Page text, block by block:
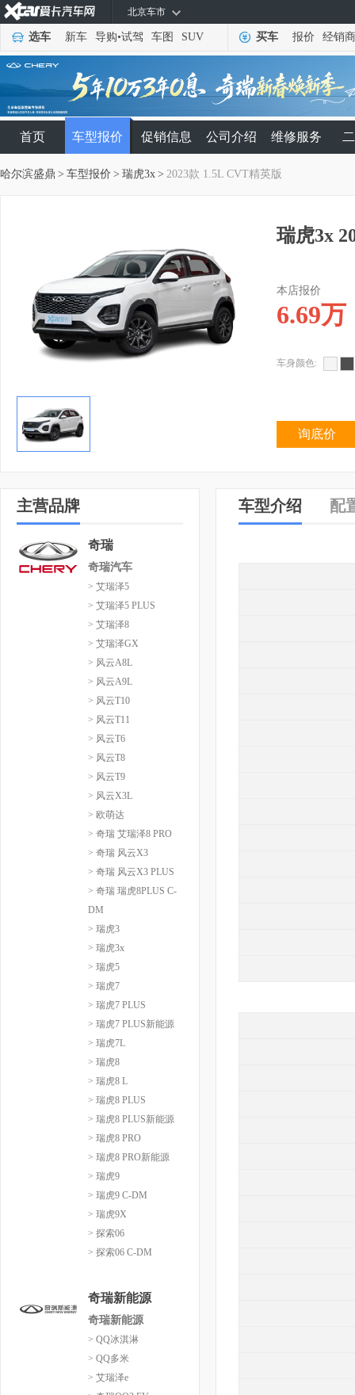
北京车市
选车 新车 导购•试驾 车图 SUV 买车 报价 经销商
首页 车型报价 促销信息 公司介绍 维修服务
哈尔滨盛鼎 > 车型报价 > 瑞虎3x > 2023款 1.5L CVT精英版
瑞虎3x
本店报价
6.69万
车身颜色:
询底价
主营品牌
奇瑞
奇瑞汽车
> 艾瑞泽5
> 艾瑞泽5 PLUS
> 艾瑞泽8
> 艾瑞泽GX
> 风云A8L
> 风云A9L
> 风云T10
> 风云T11
> 风云T6
> 风云T8
> 风云T9
> 风云X3L
> 欧萌达
> 奇瑞 艾瑞泽8 PRO
> 奇瑞 风云X3
> 奇瑞 风云X3 PLUS
> 奇瑞 瑞虎8PLUS C-
DM
> 瑞虎3
> 瑞虎3x
> 瑞虎5
> 瑞虎7
> 瑞虎7 PLUS
> 瑞虎7 PLUS新能源
> 瑞虎7L
> 瑞虎8
> 瑞虎8 L
> 瑞虎8 PLUS
> 瑞虎8 PLUS新能源
> 瑞虎8 PRO
> 瑞虎8 PRO新能源
> 瑞虎9
> 瑞虎9 C-DM
> 瑞虎9X
> 探索06
> 探索06 C-DM
奇瑞新能源
奇瑞新能源
> QQ冰淇淋
> QQ多米
> 艾瑞泽e
车型介绍 配